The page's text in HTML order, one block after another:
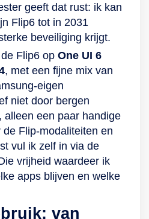
geeft dat rust: ik kan
Flip6 tot in 2031
beveiliging krijgt.
Flip6 op One UI 6
, met een fijne mix van
niet door bergen
alleen een paar handige
Flip‑modaliteiten en
vul ik zelf in via de
vrijheid waardeer ik
apps blijven en welke
van